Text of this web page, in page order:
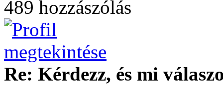
489 hozzászólás
Re: Kérdezz, és mi